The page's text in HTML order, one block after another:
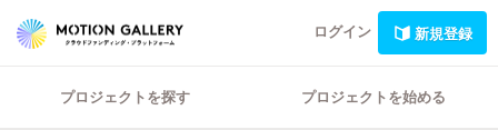
ログイン 新規登録
プロジェクトを探す プロジェクトを始める